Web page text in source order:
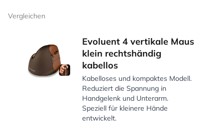
Vergleichen
Evoluent 4 vertikale Maus
klein rechtshändig
kabellos
Kabelloses und kompaktes Modell.
Reduziert die Spannung in
Handgelenk und Unterarm.
Speziell für kleinere Hände
entwickelt.